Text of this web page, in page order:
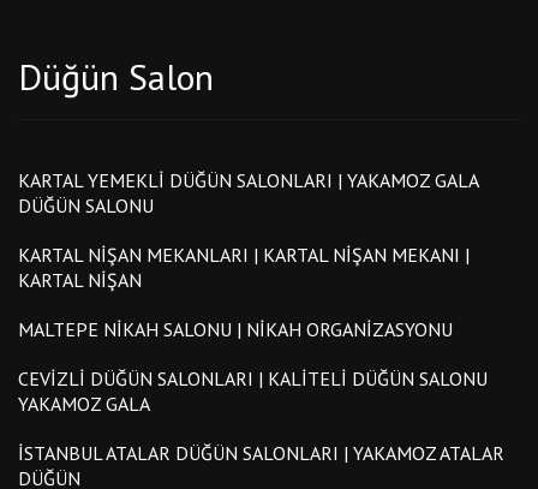
Düğün Salon
KARTAL YEMEKLI DÜĞÜN SALONLARI | YAKAMOZ GALA
DÜĞÜN SALONU
KARTAL NIŞAN MEKANLARI | KARTAL NIŞAN MEKANI |
KARTAL NIŞAN
MALTEPE NIKAH SALONU | NIKAH ORGANIZASYONU
CEVIZLI DÜĞÜN SALONLARI | KALITELI DÜĞÜN SALONU
YAKAMOZ GALA
İSTANBUL ATALAR DÜĞÜN SALONLARI | YAKAMOZ ATALAR
DÜĞÜN